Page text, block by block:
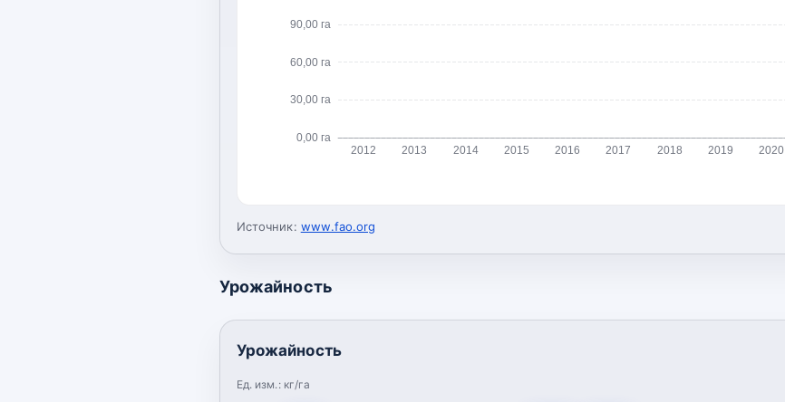
0,00 га
30,00 га
60,00 га
90,00 га
2012 2013 2014 2015 2016 2017 2018 2019 2020
Источник: www.fao.org
Урожайность
Урожайность
Ед. изм.: кг/га